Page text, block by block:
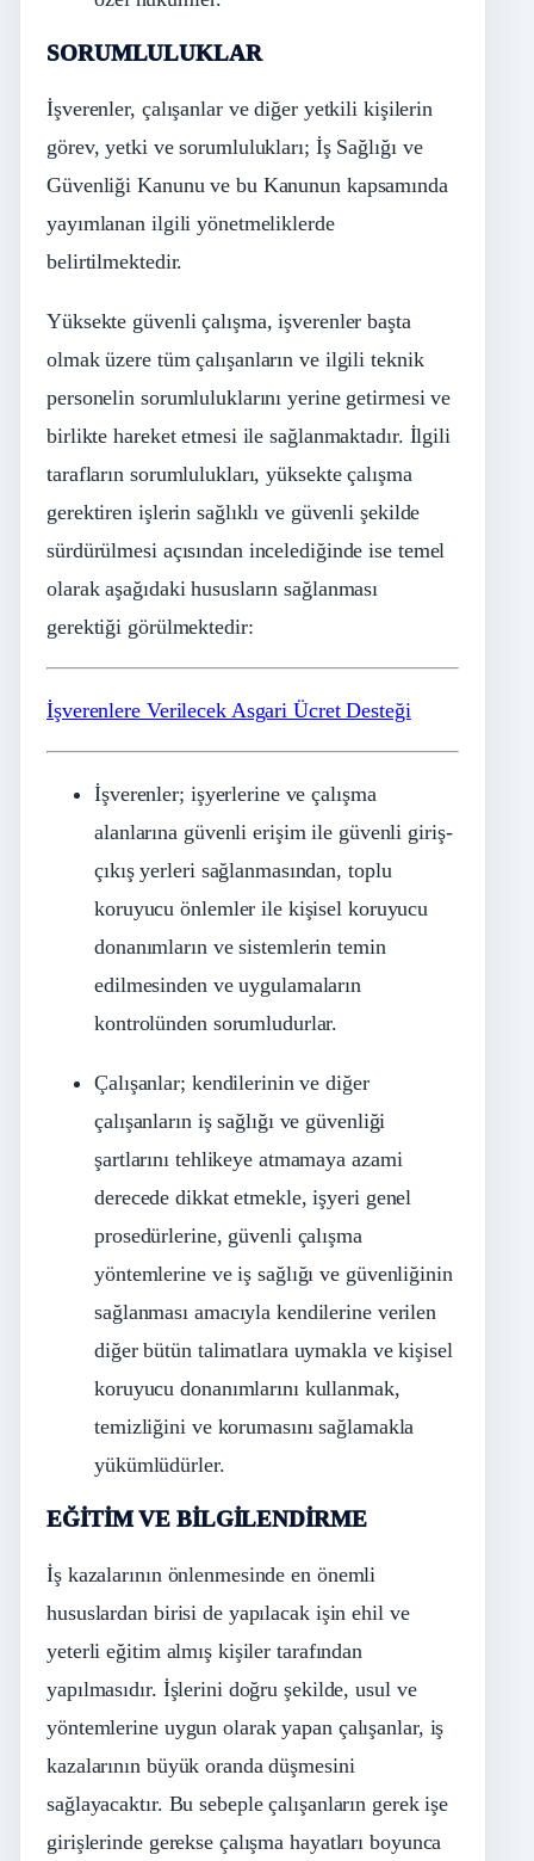
SORUMLULUKLAR
İşverenler, çalışanlar ve diğer yetkili kişilerin
görev, yetki ve sorumlulukları; İş Sağlığı ve
Güvenliği Kanunu ve bu Kanunun kapsamında
yayımlanan ilgili yönetmeliklerde
belirtilmektedir.
Yüksekte güvenli çalışma, işverenler başta
olmak üzere tüm çalışanların ve ilgili teknik
personelin sorumluluklarını yerine getirmesi ve
birlikte hareket etmesi ile sağlanmaktadır. İlgili
tarafların sorumlulukları, yüksekte çalışma
gerektiren işlerin sağlıklı ve güvenli şekilde
sürdürülmesi açısından incelediğinde ise temel
olarak aşağıdaki hususların sağlanması
gerektiği görülmektedir:
İşverenlere Verilecek Asgari Ücret Desteği
İşverenler; işyerlerine ve çalışma
alanlarına güvenli erişim ile güvenli giriş-
çıkış yerleri sağlanmasından, toplu
koruyucu önlemler ile kişisel koruyucu
donanımların ve sistemlerin temin
edilmesinden ve uygulamaların
kontrolünden sorumludurlar.
Çalışanlar; kendilerinin ve diğer
çalışanların iş sağlığı ve güvenliği
şartlarını tehlikeye atmamaya azami
derecede dikkat etmekle, işyeri genel
prosedürlerine, güvenli çalışma
yöntemlerine ve iş sağlığı ve güvenliğinin
sağlanması amacıyla kendilerine verilen
diğer bütün talimatlara uymakla ve kişisel
koruyucu donanımlarını kullanmak,
temizliğini ve korumasını sağlamakla
yükümlüdürler.
EĞİTİM VE BİLGİLENDİRME
İş kazalarının önlenmesinde en önemli
hususlardan birisi de yapılacak işin ehil ve
yeterli eğitim almış kişiler tarafından
yapılmasıdır. İşlerini doğru şekilde, usul ve
yöntemlerine uygun olarak yapan çalışanlar, iş
kazalarının büyük oranda düşmesini
sağlayacaktır. Bu sebeple çalışanların gerek işe
girişlerinde gerekse çalışma hayatları boyunca